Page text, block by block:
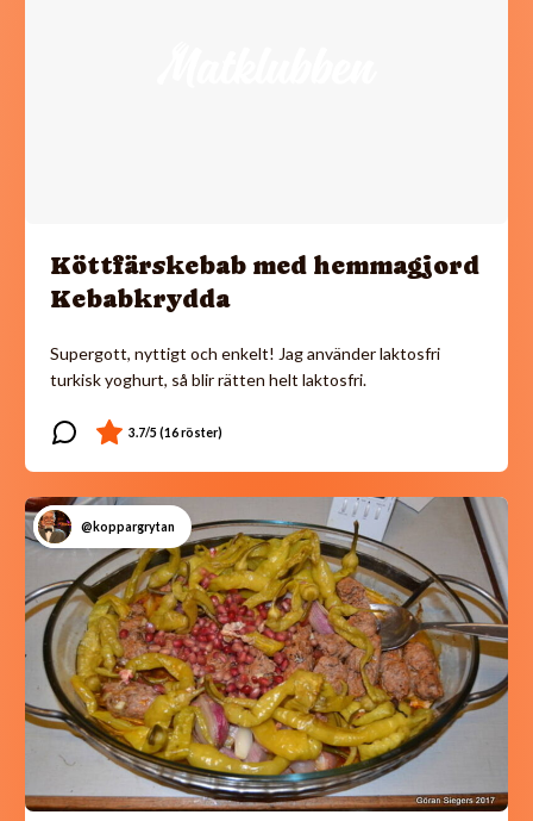
Köttfärskebab med hemmagjord
Kebabkrydda
Supergott, nyttigt och enkelt! Jag använder laktosfri
turkisk yoghurt, så blir rätten helt laktosfri.
@koppargrytan